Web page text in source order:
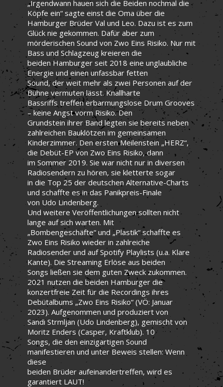
„Irgendwann hauen sich die Beiden nochmal die
Köpfe ein“ sagte einst die Oma über die
Hamburger Brüder Val und Leo. Dazu ist es zum
Glück nie gekommen. Dafür aber zum
mörderischen Sound von Zwo Eins Risiko. Nur mit
Bass und Schlagzeug kreieren die
beiden Hamburger seit 2018 eine unglaubliche
Energie und einen unfassbar fetten
Sound, der weit mehr als zwei Personen auf der
Bühne vermuten lässt. Knallharte
Bassriffs treffen erbarmungslose Drum Grooves
– keine Angst vorm Risiko. Den
Grundstein ihrer Band legten sie bereits neben
zahlreichen Bauklötzen im gemeinsamen
Kinderzimmer. Den ersten Meilenstein „HERZ“,
die Debüt-EP von Zwo Eins Risiko, dann
im Sommer 2019. Sie war nicht nur in diversen
Radiosendern zu hören, sie kletterte sogar
in die Top 25 der deutschen Alternative-Charts
und schaffte es in das Panikpreis-Finale
von Udo Lindenberg.
Und weitere Veröffentlichungen sollten nicht
lange auf sich warten. Mit
„Bombengeschäfte“ und „Plastik“ schaffte es
Zwo Eins Risiko wieder in zahlreiche
Radiosender und auf Spotify Playlists (u.a. Klare
Kante). Die Streaming Erlöse aus beiden
Songs ließen sie dem guten Zweck zukommen.
2021 nutzen die beiden Hamburger die
konzertfreie Zeit für die Recordings ihres
Debütalbums „Zwo Eins Risiko“ (VÖ: Januar
2023). Aufgenommen und produziert von
Sandi Strmljan (Udo Lindenberg), gemischt von
Moritz Enders (Casper, Kraftklub). 10
Songs, die den einzigartigen Sound
manifestieren und unter Beweis stellen: Wenn
diese
beiden Brüder aufeinandertreffen, wird es
garantiert LAUT!